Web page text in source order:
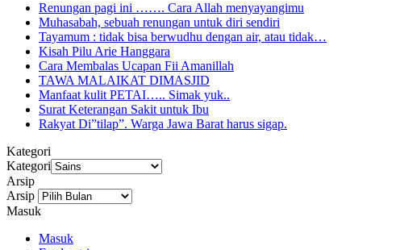
Renungan pagi ini ……. Cara Allah menyayangimu
Muhasabah, sebuah renungan untuk diri sendiri
Tayamum : tidak bisa berwudhu dengan air, atau tidak…
Kisah Pilu Arie Hanggara
Cara Membalas Ucapan Fii Amanillah
TAWA MALAIKAT DIMASJID
Manfaat kulit PETAI….. Simak yuk..
Surat Keterangan Sakit untuk Ibu
Rakyat Di”tilap”. Warga Jawa Barat harus sigap.
Kategori
Kategori
Arsip
Arsip
Masuk
Masuk